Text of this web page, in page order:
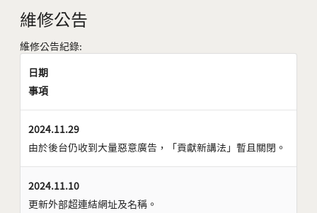
維修公告
維修公告紀錄:
日期
事項
2024.11.29
由於後台仍收到大量惡意廣告，「貢獻新講法」暫且關閉。
2024.11.10
更新外部超連結網址及名稱。